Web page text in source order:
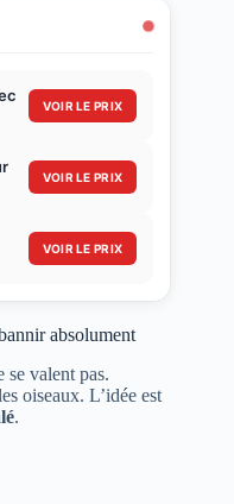
VOIR LE PRIX
VOIR LE PRIX
VOIR LE PRIX
absolument
se valent pas.
oiseaux. L’idée est
.